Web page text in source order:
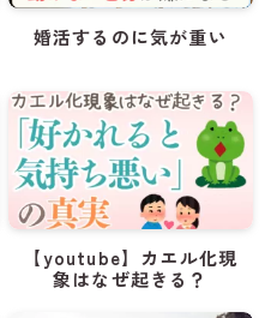
婚活するのに気が重い
【youtube】カエル化現
象はなぜ起きる？